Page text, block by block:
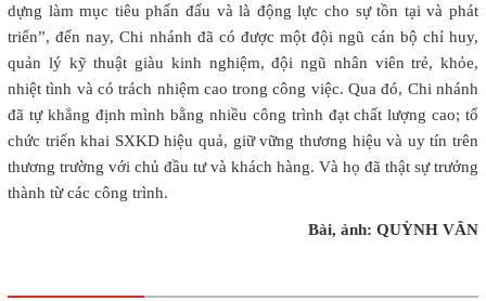
dựng làm mục tiêu phấn đấu và là động lực cho sự tồn tại và phát
triển”, đến nay, Chi nhánh đã có được một đội ngũ cán bộ chỉ huy,
quản lý kỹ thuật giàu kinh nghiệm, đội ngũ nhân viên trẻ, khỏe,
nhiệt tình và có trách nhiệm cao trong công việc. Qua đó, Chi nhánh
đã tự khẳng định mình bằng nhiều công trình đạt chất lượng cao; tổ
chức triển khai SXKD hiệu quả, giữ vững thương hiệu và uy tín trên
thương trường với chủ đầu tư và khách hàng. Và họ đã thật sự trưởng
thành từ các công trình.
Bài, ảnh: QUỲNH VÂN